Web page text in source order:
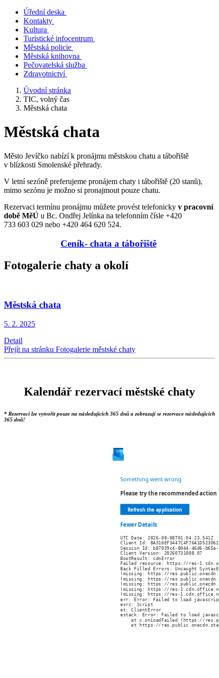
Úřední deska
Kontakty
Kultura
Turistické infocentrum
Městská policie
Městská knihovna
Pečovatelská služba
Zdravotnictví
Úvodní stránka
TIC, volný čas
Městská chata
Městská chata
Město Jevíčko nabízí k pronájmu městskou chatu a tábořiště
v blízkosti Smolenské přehrady.
V letní sezóně preferujeme pronájem chaty i tábořiště (20 stanů),
mimo sezónu je možno si pronajmout pouze chatu.
Rezervaci termínu pronájmu můžete provést telefonicky v pracovní
době MěÚ u Bc. Ondřej Jelínka na telefonním čísle +420
733 603 029 nebo +420 464 620 524.
Ceník- chata a tábořiště
Fotogalerie chaty a okolí
Městská chata
5. 2. 2025
Detail
Přejít na stránku Fotogalerie městské chaty
Kalendář rezervací městské chaty
* Rezervaci lze vytvořit pouze na následujících 365 dnů a zobrazují se rezervace následujících
365 dnů!